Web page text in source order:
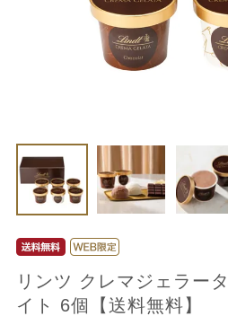
リンツ クレマジェラー
イト 6個【送料無料】